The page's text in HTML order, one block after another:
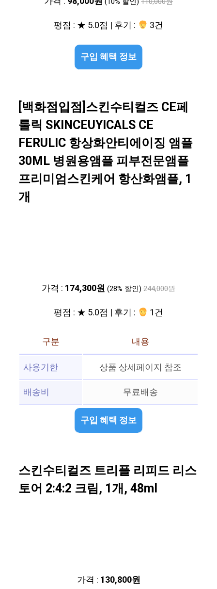
평점 : ★ 5.0점 | 후기 : 3건
구입 혜택 정보
[백화점입점]스킨수티컬즈 CE페
룰릭 SKINCEUYICALS CE
FERULIC 항상화안티에이징 앰플
30ML 병원용앰플 피부전문앰플
프리미엄스킨케어 항산화앰플, 1
개
가격 : 174,300원 (28% 할인) 244,000원
평점 : ★ 5.0점 | 후기 : 1건
구분
내용
사용기한
상품 상세페이지 참조
배송비
무료배송
구입 혜택 정보
스킨수티컬즈 트리플 리피드 리스
토어 2:4:2 크림, 1개, 48ml
가격 : 130,800원